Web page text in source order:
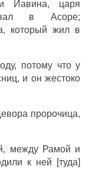
Иавина, царя
в Асоре;
который жил в
потому что у
и он жестоко
пророчица,
между Рамой и
к ней [туда]